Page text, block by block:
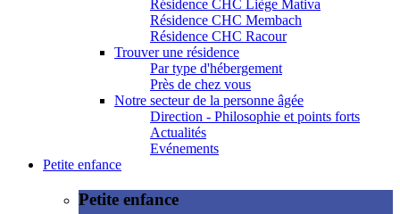
Résidence CHC Liège Mativa
Résidence CHC Membach
Résidence CHC Racour
Trouver une résidence
Par type d'hébergement
Près de chez vous
Notre secteur de la personne âgée
Direction - Philosophie et points forts
Actualités
Evénements
Petite enfance
Petite enfance